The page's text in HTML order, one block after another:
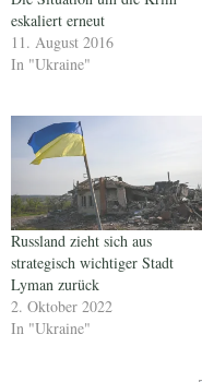
eskaliert erneut
11. August 2016
In "Ukraine"
Russland zieht sich aus
strategisch wichtiger Stadt
Lyman zurück
2. Oktober 2022
In "Ukraine"